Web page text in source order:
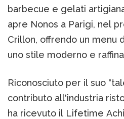
barbecue e gelati
apre Nonos a Parigi, nel
Crillon, offrendo un menu
uno stile moderno e
Riconosciuto per il suo
contributo all'industria
ha ricevuto il Lifetime